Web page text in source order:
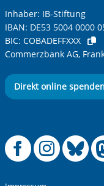
Inhaber: IB-Stiftung
IBAN: DE53 5004 0000
BIC: COBADEFFXXX
Commerzbank AG,
Direkt online